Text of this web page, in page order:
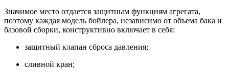
Значимое место отдается защитным функциям агрегата,
поэтому каждая модель бойлера, независимо от объема бака и
базовой сборки, конструктивно включает в себя:
защитный клапан сброса давления;
сливной кран;